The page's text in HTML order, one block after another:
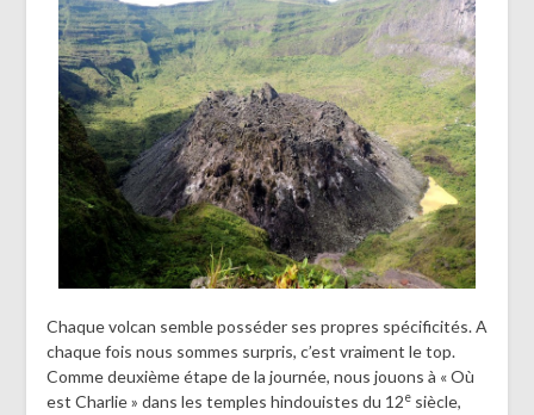
Chaque volcan semble posséder ses propres spécificités. A
chaque fois nous sommes surpris, c’est vraiment le top.
Comme deuxième étape de la journée, nous jouons à « Où
est Charlie » dans les temples hindouistes du 12esiècle,